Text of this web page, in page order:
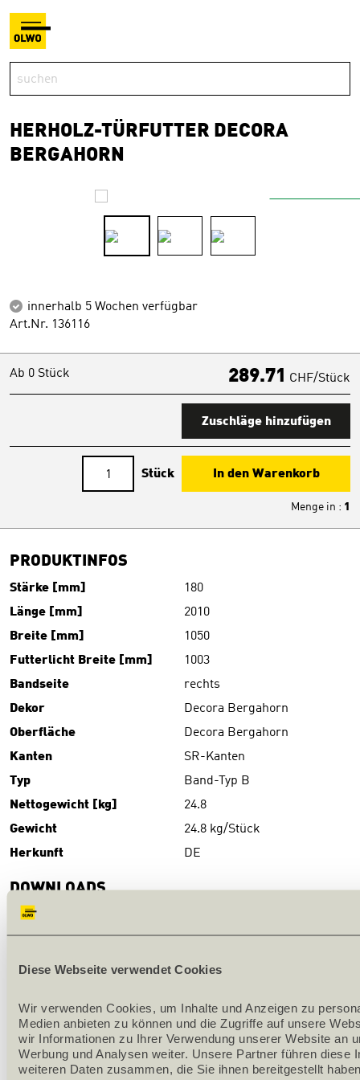
Diese Webseite verwendet Cookies
Wir verwenden Cookies, um Inhalte und Anzeigen zu
Medien anbieten zu können und die Zugriffe auf unsere
wir Informationen zu Ihrer Verwendung unserer Website an
Werbung und Analysen weiter. Unsere Partner führen diese
weiteren Daten zusammen, die Sie ihnen bereitgestellt
HERHOLZ-TÜRFUTTER DECORA
BERGAHORN
innerhalb 5 Wochen verfügbar
Art.Nr. 136116
Ab 0 Stück 289.71 CHF/Stück
Zuschläge hinzufügen
Stück In den Warenkorb
Menge in : 1
PRODUKTINFOS
Stärke [mm]
180
Länge [mm]
2010
Breite [mm]
1050
Futterlicht Breite [mm]
1003
Bandseite
rechts
Dekor
Decora Bergahorn
Oberfläche
Decora Bergahorn
Kanten
SR-Kanten
Typ
Band-Typ B
Nettogewicht [kg]
24.8
Gewicht
24.8 kg/Stück
Herkunft
DE
DOWNLOADS
Download
(PDF)
Oberfläche: Melamin-CPL-Laminat belegt
Futterkante: SR-Kante